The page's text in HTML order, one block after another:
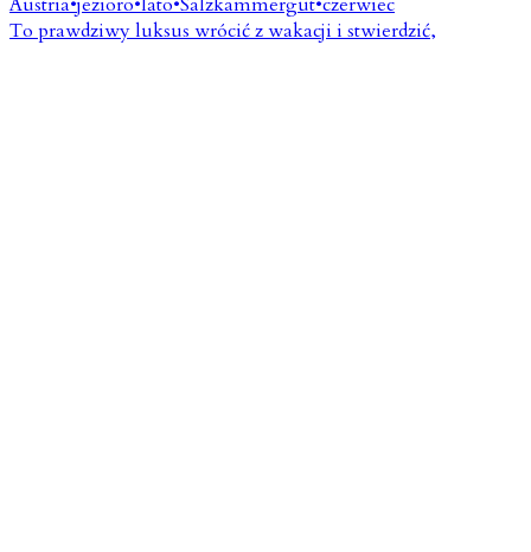
To prawdziwy luksus wrócić z wakacji i stwierdzić,